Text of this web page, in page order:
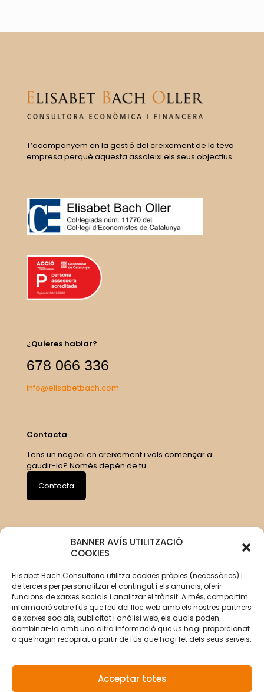
BANNER AVÍS UTILITZACIÓ
COOKIES
Elisabet Bach Consultoria utilitza cookies pròpies (necessàries) i
de tercers per personalitzar el contingut i els anuncis, oferir
funcions de xarxes socials i analitzar el trànsit. A més, compartim
informació sobre l'ús que feu del lloc web amb els nostres partners
de xarxes socials, publicitat i anàlisi web, els quals poden
combinar-la amb una altra informació que us hagi proporcionat
o que hagin recopilat a partir de l'ús que hagi fet dels seus serveis.
Acceptar totes
T’acompanyem en la gestió del creixement de la teva
empresa perquè aquesta assoleixi els seus objectius.
¿Quieres hablar?
678 066 336
info@elisabetbach.com
Contacta
Tens un negoci en creixement i vols començar a
gaudir-lo? Només depèn de tu.
Contacta